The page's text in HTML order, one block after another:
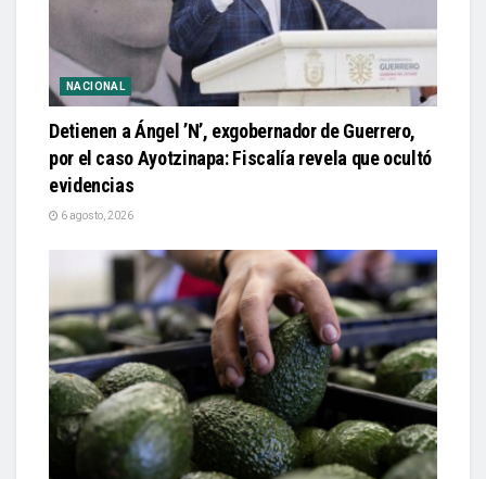
NACIONAL
Detienen a Ángel ’N’, exgobernador de Guerrero,
por el caso Ayotzinapa: Fiscalía revela que ocultó
evidencias
6 agosto, 2026